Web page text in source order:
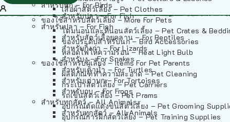
เสื้อผ้าสัตว์เลี้ยง – Pet Clothes
ของใช้สำหรับสัตว์เลี้ยง – More For Pets
โดมนอนและที่นอนสัตว์เลี้ยง – Pet Crates &
ของประดับสำหรับนก – Bird Accessories
หลอดไฟให้ความร้อน – Heat Light Bulb
ของใช้สำหรับผู้เลี้ยง – Items For Pet Parents
ผลิตภัณฑ์ทำความสะอาด – Pet Cleaning
กระเป๋าสัตว์เลี้ยง – Pet Carriers
รถเข็นสัตว์เลี้ยง – Pet Prams
อุปกรณ์ตัดแต่งขนสัตว์เลี้ยง – Pet Grooming
อุปกรณ์การฝึกสัตว์เลี้ยง – Pet Training Supplies
สำหรับนก – For Birds
สำหรับปลา – For Fish
สำหรับปลา – For Fish
สำหรับสัตว์เลื้อยคลาน – For Reptiles
สำหรับกิ้งก่า – For Lizards
สำหรับงู – For Snakes
สำหรับเต่าน้ำ – For Turtles
สำหรับเต่าบก – For Tortoises
สำหรับกบ – For Frogs
สำหรับทุกสัตว์ – All Animals
สำหรับทุกสัตว์ – All Animals